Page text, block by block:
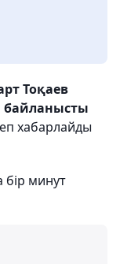
Тоқаев
байланысты
хабарлайды
минут